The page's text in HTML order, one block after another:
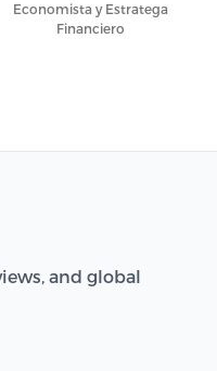
Economista y Estratega
Financiero
and global